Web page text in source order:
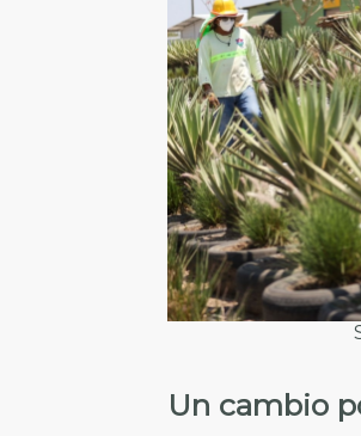
Un cambio